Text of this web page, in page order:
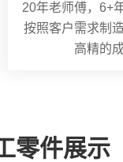
20年老师傅，6+
按照客户需求制
高精的成
零件展示